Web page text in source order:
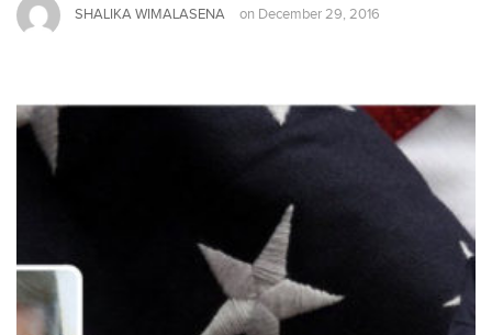
SHALIKA WIMALASENA on December 29, 2016